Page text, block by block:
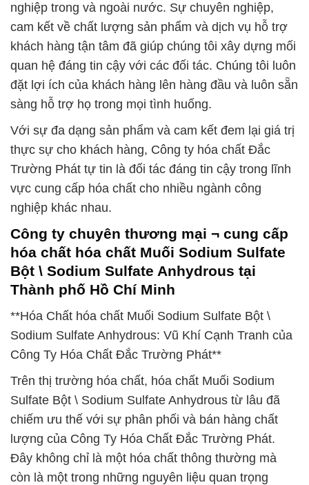
nghiệp trong và ngoài nước. Sự chuyên nghiệp,
cam kết về chất lượng sản phẩm và dịch vụ hỗ trợ
khách hàng tận tâm đã giúp chúng tôi xây dựng mối
quan hệ đáng tin cậy với các đối tác. Chúng tôi luôn
đặt lợi ích của khách hàng lên hàng đầu và luôn sẵn
sàng hỗ trợ họ trong mọi tình huống.
Với sự đa dạng sản phẩm và cam kết đem lại giá trị
thực sự cho khách hàng, Công ty hóa chất Đắc
Trường Phát tự tin là đối tác đáng tin cậy trong lĩnh
vực cung cấp hóa chất cho nhiều ngành công
nghiệp khác nhau.
Công ty chuyên thương mại ¬ cung cấp
hóa chất hóa chất Muối Sodium Sulfate
Bột \ Sodium Sulfate Anhydrous tại
Thành phố Hồ Chí Minh
**Hóa Chất hóa chất Muối Sodium Sulfate Bột \
Sodium Sulfate Anhydrous: Vũ Khí Cạnh Tranh của
Công Ty Hóa Chất Đắc Trường Phát**
Trên thị trường hóa chất, hóa chất Muối Sodium
Sulfate Bột \ Sodium Sulfate Anhydrous từ lâu đã
chiếm ưu thế với sự phân phối và bán hàng chất
lượng của Công Ty Hóa Chất Đắc Trường Phát.
Đây không chỉ là một hóa chất thông thường mà
còn là một trong những nguyên liệu quan trọng